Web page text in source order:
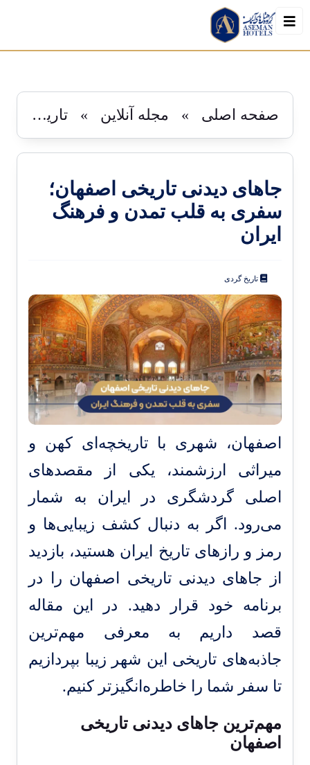
صفحه اصلی » مجله آنلاین »تاریخ گردی
جاهای دیدنی تاریخی اصفهان؛
سفری به قلب تمدن و فرهنگ
ایران
تاریخ گردی
اصفهان، شهری با تاریخچه‌ای کهن و
میراثی ارزشمند، یکی از مقصدهای
اصلی گردشگری در ایران به شمار
می‌رود. اگر به دنبال کشف زیبایی‌ها و
رمز و رازهای تاریخ ایران هستید، بازدید
از جاهای دیدنی تاریخی اصفهان را در
برنامه خود قرار دهید. در این مقاله
قصد داریم به معرفی مهم‌ترین
جاذبه‌های تاریخی این شهر زیبا بپردازیم
تا سفر شما را خاطره‌انگیزتر کنیم.
مهم‌ترین جاهای دیدنی تاریخی
اصفهان